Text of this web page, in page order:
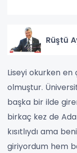
Rüştü
Liseyi okurken
olmuştur.
başka bir ilde
birkaç kez de
kısıtlıydı ama
giriyordum hem